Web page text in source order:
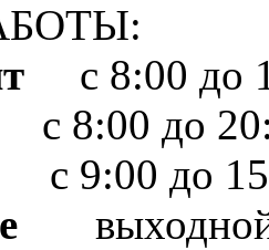
с 8:00 до
до
до